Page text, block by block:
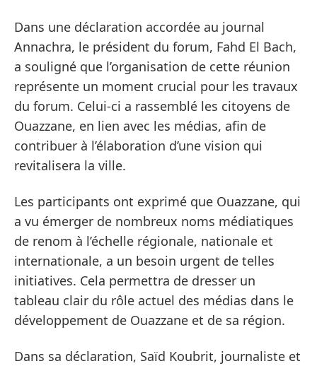
Dans une déclaration accordée au journal
Annachra, le président du forum, Fahd El Bach,
a souligné que l’organisation de cette réunion
représente un moment crucial pour les travaux
du forum. Celui-ci a rassemblé les citoyens de
Ouazzane, en lien avec les médias, afin de
contribuer à l’élaboration d’une vision qui
revitalisera la ville.
Les participants ont exprimé que Ouazzane, qui
a vu émerger de nombreux noms médiatiques
de renom à l’échelle régionale, nationale et
internationale, a un besoin urgent de telles
initiatives. Cela permettra de dresser un
tableau clair du rôle actuel des médias dans le
développement de Ouazzane et de sa région.
Dans sa déclaration, Saïd Koubrit, journaliste et